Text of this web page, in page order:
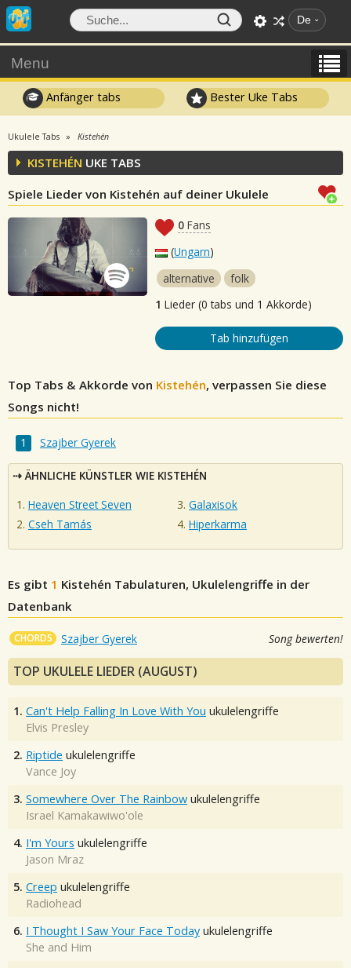
De
Menu
Anfänger tabs Bester Uke Tabs
Ukulele Tabs Kistehén
KISTEHÉN UKE TABS
Spiele Lieder von Kistehén auf deiner Ukulele
0 Fans
(Ungarn)
alternative
folk
1 Lieder (0 tabs und 1 Akkorde)
Tab hinzufügen
Top Tabs & Akkorde von Kistehén, verpassen Sie diese
Songs nicht!
Szajber Gyerek
ÄHNLICHE KÜNSTLER WIE KISTEHÉN
Heaven Street Seven
Cseh Tamás
Galaxisok
Hiperkarma
Es gibt 1 Kistehén Tabulaturen, Ukulelengriffe in der
Datenbank
CHORDS Szajber Gyerek Song bewerten!
TOP UKULELE LIEDER (AUGUST)
1. Can't Help Falling In Love With You ukulelengriffe
Elvis Presley
2. Riptide ukulelengriffe
Vance Joy
3. Somewhere Over The Rainbow ukulelengriffe
Israel Kamakawiwo'ole
4. I'm Yours ukulelengriffe
Jason Mraz
5. Creep ukulelengriffe
Radiohead
6. I Thought I Saw Your Face Today ukulelengriffe
She and Him